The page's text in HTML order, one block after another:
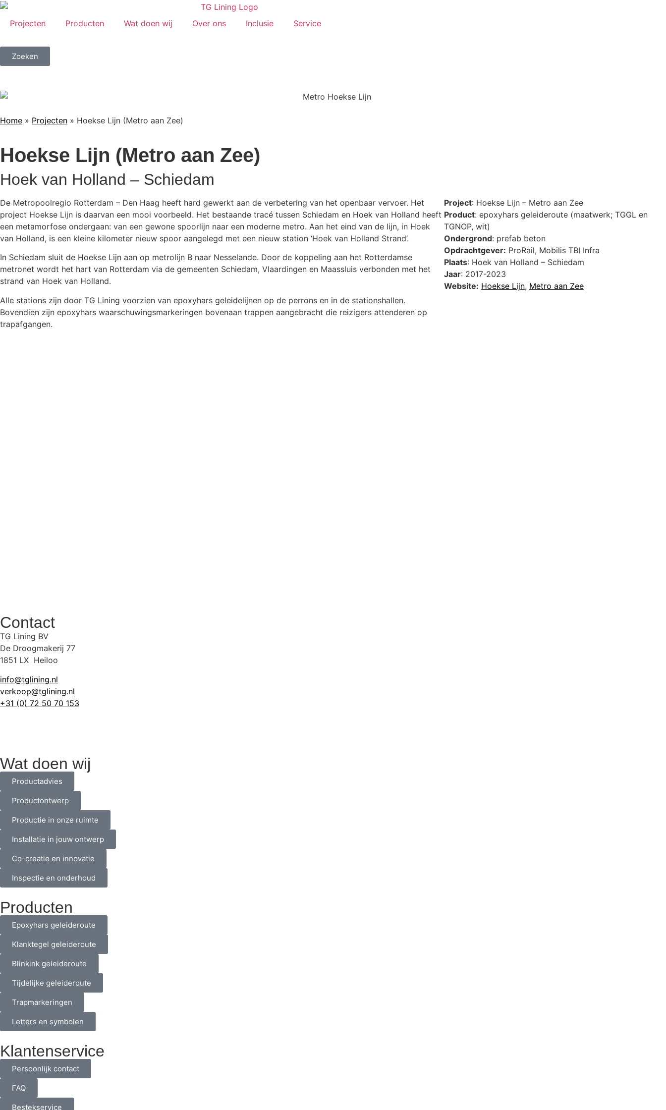
Projecten Producten Wat doen wij Over ons Inclusie Service
Zoeken
Home » Projecten » Hoekse Lijn (Metro aan Zee)
Hoekse Lijn (Metro aan Zee)
Hoek van Holland – Schiedam
De Metropoolregio Rotterdam – Den Haag heeft hard gewerkt aan de verbetering van het openbaar vervoer. Het
project Hoekse Lijn is daarvan een mooi voorbeeld. Het bestaande tracé tussen Schiedam en Hoek van Holland heeft
een metamorfose ondergaan: van een gewone spoorlijn naar een moderne metro. Aan het eind van de lijn, in Hoek
van Holland, is een kleine kilometer nieuw spoor aangelegd met een nieuw station ‘Hoek van Holland Strand’.
In Schiedam sluit de Hoekse Lijn aan op metrolijn B naar Nesselande. Door de koppeling aan het Rotterdamse
metronet wordt het hart van Rotterdam via de gemeenten Schiedam, Vlaardingen en Maassluis verbonden met het
strand van Hoek van Holland.
Alle stations zijn door TG Lining voorzien van epoxyhars geleidelijnen op de perrons en in de stationshallen.
Bovendien zijn epoxyhars waarschuwingsmarkeringen bovenaan trappen aangebracht die reizigers attenderen op
trapafgangen.
Project: Hoekse Lijn – Metro aan Zee
Product: epoxyhars geleideroute (maatwerk; TGGL en
TGNOP, wit)
Ondergrond: prefab beton
Opdrachtgever: ProRail, Mobilis TBI Infra
Plaats: Hoek van Holland – Schiedam
Jaar: 2017-2023
Website: Hoekse Lijn, Metro aan Zee
Contact
TG Lining BV
De Droogmakerij 77
1851 LX Heiloo
info@tglining.nl
verkoop@tglining.nl
+31 (0) 72 50 70 153
Wat doen wij
Productadvies
Productontwerp
Productie in onze ruimte
Installatie in jouw ontwerp
Co-creatie en innovatie
Inspectie en onderhoud
Producten
Epoxyhars geleideroute
Klanktegel geleideroute
Blinkink geleideroute
Tijdelijke geleideroute
Trapmarkeringen
Letters en symbolen
Klantenservice
Persoonlijk contact
FAQ
Bestekservice